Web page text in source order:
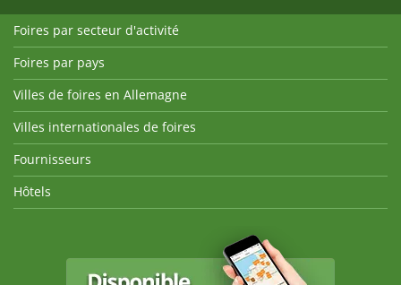
Foires par secteur d'activité
Foires par pays
Villes de foires en Allemagne
Villes internationales de foires
Fournisseurs
Hôtels